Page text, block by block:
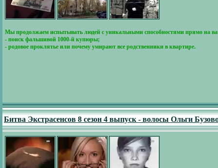
Мы продолжаем испытывать людей с уникальными способностями прямо на
- поиск фальшивой 1000-й купюры;
- родовое проклятье или почему умирают все родственники в квартире.
Битва Экстрасенсов 8 сезон 4 выпуск - волосы Ольги